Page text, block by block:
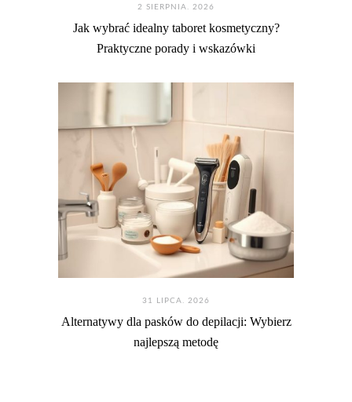
2 SIERPNIA. 2026
Jak wybrać idealny taboret kosmetyczny?
Praktyczne porady i wskazówki
31 LIPCA. 2026
Alternatywy dla pasków do depilacji: Wybierz
najlepszą metodę